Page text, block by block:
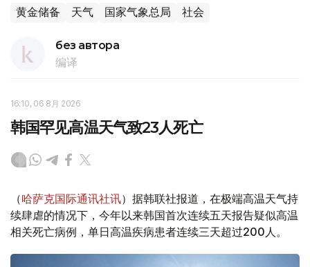
黄金储备 天气 国家气象总局 社会
без автора
编译
16:10, 06 8月 2026
韩国罕见高温天气致23人死亡
（哈萨克国际通讯社讯）据韩联社报道，在极端高温天气持
续肆虐的情况下，今年以来韩国首次连续五天报告疑似高温
相关死亡病例，单日高温疾病患者连续三天超过200人。